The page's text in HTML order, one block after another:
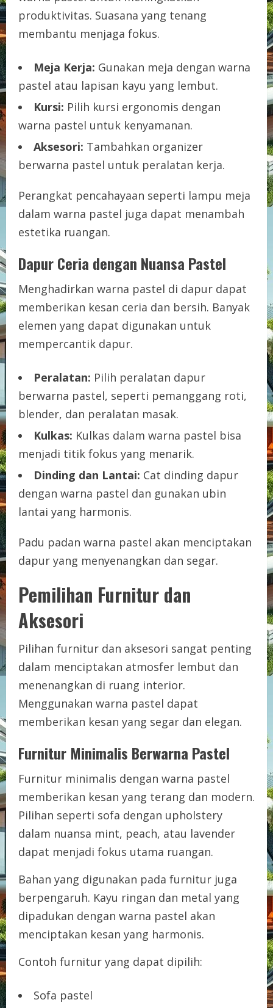
produktivitas. Suasana yang tenang
membantu menjaga fokus.
Meja Kerja: Gunakan meja dengan warna
pastel atau lapisan kayu yang lembut.
Kursi: Pilih kursi ergonomis dengan
warna pastel untuk kenyamanan.
Aksesori: Tambahkan organizer
berwarna pastel untuk peralatan kerja.
Perangkat pencahayaan seperti lampu meja
dalam warna pastel juga dapat menambah
estetika ruangan.
Dapur Ceria dengan Nuansa Pastel
Menghadirkan warna pastel di dapur dapat
memberikan kesan ceria dan bersih. Banyak
elemen yang dapat digunakan untuk
mempercantik dapur.
Peralatan: Pilih peralatan dapur
berwarna pastel, seperti pemanggang roti,
blender, dan peralatan masak.
Kulkas: Kulkas dalam warna pastel bisa
menjadi titik fokus yang menarik.
Dinding dan Lantai: Cat dinding dapur
dengan warna pastel dan gunakan ubin
lantai yang harmonis.
Padu padan warna pastel akan menciptakan
dapur yang menyenangkan dan segar.
Pemilihan Furnitur dan
Aksesori
Pilihan furnitur dan aksesori sangat penting
dalam menciptakan atmosfer lembut dan
menenangkan di ruang interior.
Menggunakan warna pastel dapat
memberikan kesan yang segar dan elegan.
Furnitur Minimalis Berwarna Pastel
Furnitur minimalis dengan warna pastel
memberikan kesan yang terang dan modern.
Pilihan seperti sofa dengan upholstery
dalam nuansa mint, peach, atau lavender
dapat menjadi fokus utama ruangan.
Bahan yang digunakan pada furnitur juga
berpengaruh. Kayu ringan dan metal yang
dipadukan dengan warna pastel akan
menciptakan kesan yang harmonis.
Contoh furnitur yang dapat dipilih:
Sofa pastel